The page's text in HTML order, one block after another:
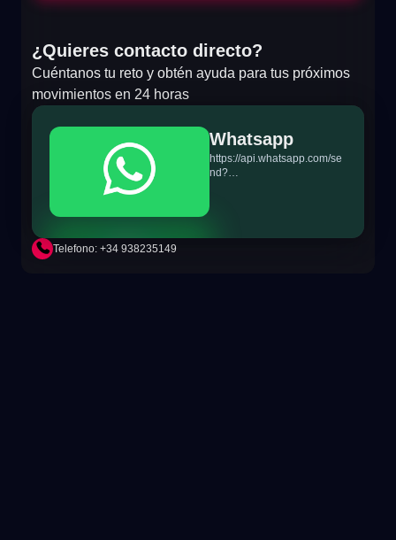
¿Quieres contacto directo?
Cuéntanos tu reto y obtén ayuda para tus próximos
movimientos en 24 horas
Whatsapp
https://api.whatsapp.com/se
nd?
Telefono: +34 938235149